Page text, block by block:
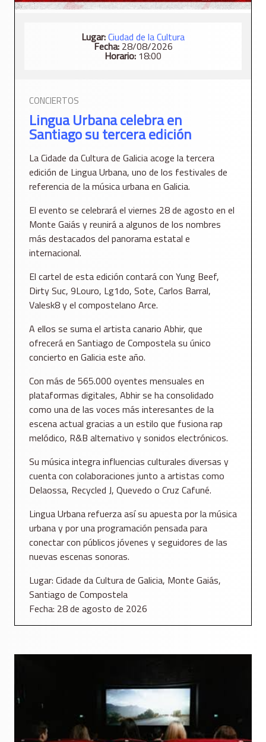
Lugar:Ciudad de la Cultura
Fecha:28/08/2026
Horario: 18:00
CONCIERTOS
Lingua Urbana celebra en
Santiago su tercera edición
La Cidade da Cultura de Galicia acoge la tercera
edición de Lingua Urbana, uno de los festivales de
referencia de la música urbana en Galicia.
El evento se celebrará el viernes 28 de agosto en el
Monte Gaiás y reunirá a algunos de los nombres
más destacados del panorama estatal e
internacional.
El cartel de esta edición contará con Yung Beef,
Dirty Suc, 9Louro, Lg1do, Sote, Carlos Barral,
Valesk8 y el compostelano Arce.
A ellos se suma el artista canario Abhir, que
ofrecerá en Santiago de Compostela su único
concierto en Galicia este año.
Con más de 565.000 oyentes mensuales en
plataformas digitales, Abhir se ha consolidado
como una de las voces más interesantes de la
escena actual gracias a un estilo que fusiona rap
melódico, R&B alternativo y sonidos electrónicos.
Su música integra influencias culturales diversas y
cuenta con colaboraciones junto a artistas como
Delaossa, Recycled J, Quevedo o Cruz Cafuné.
Lingua Urbana refuerza así su apuesta por la música
urbana y por una programación pensada para
conectar con públicos jóvenes y seguidores de las
nuevas escenas sonoras.
Lugar: Cidade da Cultura de Galicia, Monte Gaiás,
Santiago de Compostela
Fecha: 28 de agosto de 2026